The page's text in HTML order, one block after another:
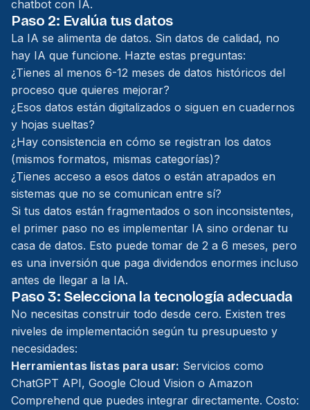
chatbot con IA.
Paso 2: Evalúa tus datos
La IA se alimenta de datos. Sin datos de calidad, no
hay IA que funcione. Hazte estas preguntas:
¿Tienes al menos 6-12 meses de datos históricos del
proceso que quieres mejorar?
¿Esos datos están digitalizados o siguen en cuadernos
y hojas sueltas?
¿Hay consistencia en cómo se registran los datos
(mismos formatos, mismas categorías)?
¿Tienes acceso a esos datos o están atrapados en
sistemas que no se comunican entre sí?
Si tus datos están fragmentados o son inconsistentes,
el primer paso no es implementar IA sino ordenar tu
casa de datos. Esto puede tomar de 2 a 6 meses, pero
es una inversión que paga dividendos enormes incluso
antes de llegar a la IA.
Paso 3: Selecciona la tecnología adecuada
No necesitas construir todo desde cero. Existen tres
niveles de implementación según tu presupuesto y
necesidades:
Herramientas listas para usar: Servicios como
ChatGPT API, Google Cloud Vision o Amazon
Comprehend que puedes integrar directamente. Costo: